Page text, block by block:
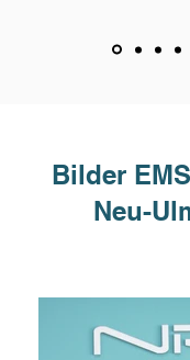
Bilder
Neu-